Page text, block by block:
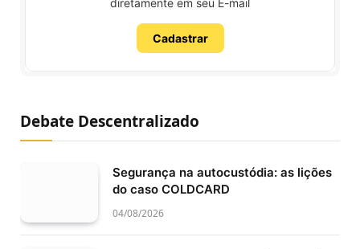
diretamente em seu E-mail
Cadastrar
Debate Descentralizado
Segurança na autocustódia: as lições
do caso COLDCARD
04/08/2026